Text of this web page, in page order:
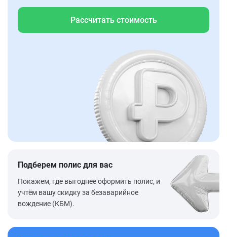
Рассчитать стоимость
Подберем полис для вас
Покажем, где выгоднее оформить полис, и
учтём вашу скидку за безаварийное
вождение (КБМ).